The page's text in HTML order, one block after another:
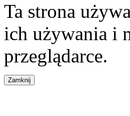
Ta strona
ich używania i
przeglądarce.